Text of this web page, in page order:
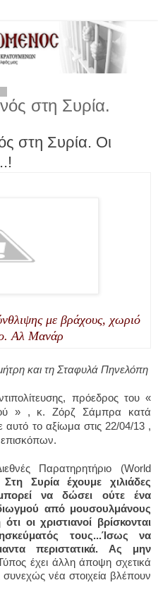
στη Συρία.
στη Συρία. Οι
με βράχους, χωριό
Αλ Μανάρ
και τη Σταφυλά Πηνελόπη
πρόεδρος του «
» , κ. Ζόρζ Σάμπρα κατά
το αξίωμα στις 22/04/13 ,
Παρατηρητήριο (World
Συρία έχουμε χιλιάδες
να δώσει ούτε ένα
από μουσουλμάνους
οι χριστιανοί βρίσκονται
τους...Ίσως να
περιστατικά. Ας μην
έχει άλλη άποψη σχετικά
νέα στοιχεία βλέπουν